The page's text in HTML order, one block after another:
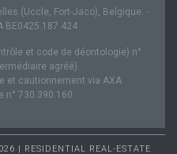
(Uccle, Fort-Jaco), Belgique. -
BE0425.187.424
et code de déontologie) n°
agréé).
et cautionnement via AXA
n° 730.390.160
| RESIDENTIAL REAL-ESTATE